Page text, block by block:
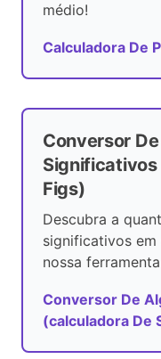
médio!
Calculadora De
Conversor
Significativos
Figs)
Descubra a
significativos em
nossa
Conversor De
(calculadora De